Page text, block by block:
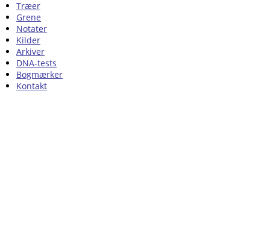
Træer
Grene
Notater
Kilder
Arkiver
DNA-tests
Bogmærker
Kontakt